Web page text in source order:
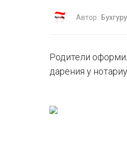
Автор: Бухгуру
Родители
дарения у